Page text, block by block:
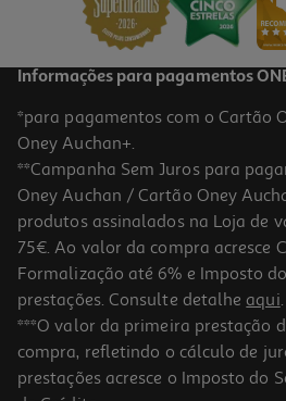
-25%
5.0
Geleira Campos Azul 24l
14.99 €/un
Price reduced from
19,99 €to
14,99 €
Informações para pagamentos
*para pagamentos com o Cartão
Oney Auchan+.
**Campanha Sem Juros para
Oney Auchan / Cartão Oney
produtos assinalados na Loja de
75€. Ao valor da compra acresce
Formalização até 6% e Imposto
prestações. Consulte detalhe aqui.
***O valor da primeira prestação
compra, refletindo o cálculo de
prestações acresce o Imposto do